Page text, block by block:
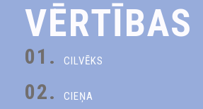
VĒRTĪBAS
01. CILVĒKS
02. CIEŅA